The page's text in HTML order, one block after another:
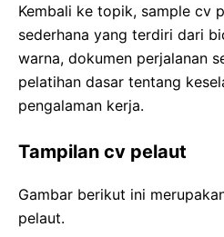
Kembali ke topik, sample cv
sederhana yang terdiri dari
warna, dokumen perjalanan
pelatihan dasar tentang
pengalaman kerja.
Tampilan cv pelaut
Gambar berikut ini
pelaut.